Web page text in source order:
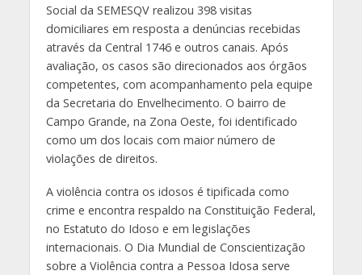
Social da SEMESQV realizou 398 visitas
domiciliares em resposta a denúncias recebidas
através da Central 1746 e outros canais. Após
avaliação, os casos são direcionados aos órgãos
competentes, com acompanhamento pela equipe
da Secretaria do Envelhecimento. O bairro de
Campo Grande, na Zona Oeste, foi identificado
como um dos locais com maior número de
violações de direitos.
A violência contra os idosos é tipificada como
crime e encontra respaldo na Constituição Federal,
no Estatuto do Idoso e em legislações
internacionais. O Dia Mundial de Conscientização
sobre a Violência contra a Pessoa Idosa serve